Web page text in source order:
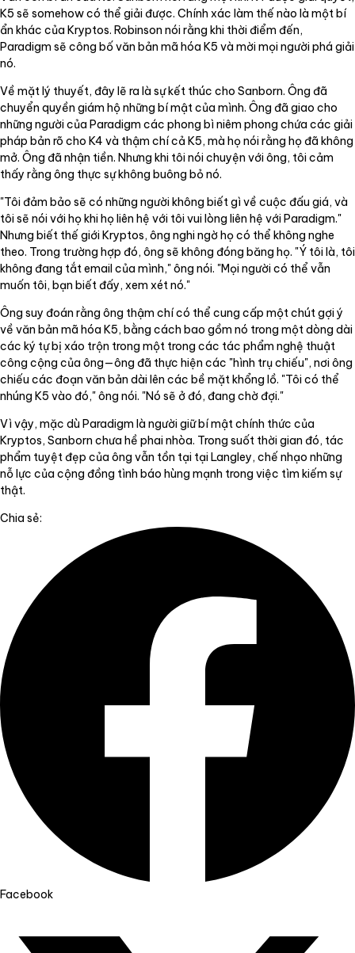
K5 sẽ somehow có thể giải được. Chính xác làm thế nào là một bí
ẩn khác của Kryptos. Robinson nói rằng khi thời điểm đến,
Paradigm sẽ công bố văn bản mã hóa K5 và mời mọi người phá giải
nó.
Về mặt lý thuyết, đây lẽ ra là sự kết thúc cho Sanborn. Ông đã
chuyển quyền giám hộ những bí mật của mình. Ông đã giao cho
những người của Paradigm các phong bì niêm phong chứa các giải
pháp bản rõ cho K4 và thậm chí cả K5, mà họ nói rằng họ đã không
mở. Ông đã nhận tiền. Nhưng khi tôi nói chuyện với ông, tôi cảm
thấy rằng ông thực sự không buông bỏ nó.
"Tôi đảm bảo sẽ có những người không biết gì về cuộc đấu giá, và
tôi sẽ nói với họ khi họ liên hệ với tôi vui lòng liên hệ với Paradigm."
Nhưng biết thế giới Kryptos, ông nghi ngờ họ có thể không nghe
theo. Trong trường hợp đó, ông sẽ không đóng băng họ. "Ý tôi là, tôi
không đang tắt email của mình," ông nói. "Mọi người có thể vẫn
muốn tôi, bạn biết đấy, xem xét nó."
Ông suy đoán rằng ông thậm chí có thể cung cấp một chút gợi ý
về văn bản mã hóa K5, bằng cách bao gồm nó trong một dòng dài
các ký tự bị xáo trộn trong một trong các tác phẩm nghệ thuật
công cộng của ông—ông đã thực hiện các "hình trụ chiếu", nơi ông
chiếu các đoạn văn bản dài lên các bề mặt khổng lồ. "Tôi có thể
nhúng K5 vào đó," ông nói. "Nó sẽ ở đó, đang chờ đợi."
Vì vậy, mặc dù Paradigm là người giữ bí mật chính thức của
Kryptos, Sanborn chưa hề phai nhòa. Trong suốt thời gian đó, tác
phẩm tuyệt đẹp của ông vẫn tồn tại tại Langley, chế nhạo những
nỗ lực của cộng đồng tình báo hùng mạnh trong việc tìm kiếm sự
thật.
Chia sẻ:
Facebook